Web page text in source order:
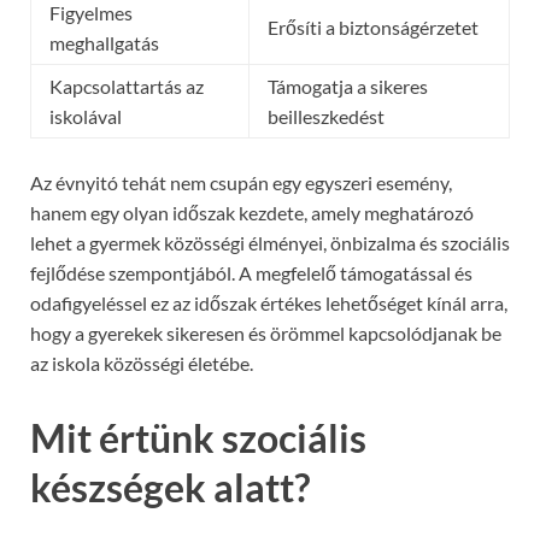
Figyelmes
meghallgatás
Erősíti a biztonságérzetet
Kapcsolattartás az
iskolával
Támogatja a sikeres
beilleszkedést
Az évnyitó tehát nem csupán egy egyszeri esemény,
hanem egy olyan időszak kezdete, amely meghatározó
lehet a gyermek közösségi élményei, önbizalma és szociális
fejlődése szempontjából. A megfelelő támogatással és
odafigyeléssel ez az időszak értékes lehetőséget kínál arra,
hogy a gyerekek sikeresen és örömmel kapcsolódjanak be
az iskola közösségi életébe.
Mit értünk szociális
készségek alatt?